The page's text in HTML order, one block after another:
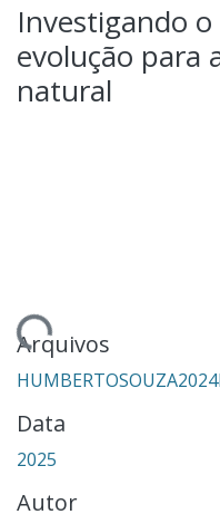
Canais
ESTATÍSTICAS
SOBRE
Investigando
evolução para
natural
Arquivos
Data
2025
Autor